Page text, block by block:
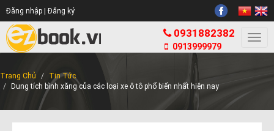
Đăng nhập | Đăng ký
0931882382
0913999979
Trang Chủ
Tin Tức
Dung tích bình xăng của các loại xe ô tô phổ biến nhất hiện nay